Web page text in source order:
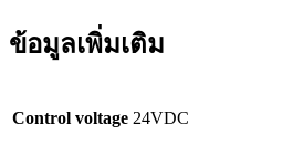
ข้อมูลเพิ่มเติม
Control voltage 24VDC